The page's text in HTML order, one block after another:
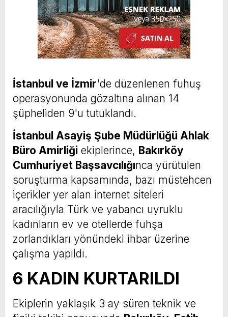
İstanbul ve İzmir'de düzenlenen fuhuş
operasyonunda gözaltına alınan 14
şüpheliden 9'u tutuklandı.
İstanbul Asayiş Şube Müdürlüğü Ahlak
Büro Amirliği ekiplerince, Bakırköy
Cumhuriyet Başsavcılığınca yürütülen
soruşturma kapsamında, bazı müstehcen
içerikler yer alan internet siteleri
aracılığıyla Türk ve yabancı uyruklu
kadınların ev ve otellerde fuhşa
zorlandıkları yönündeki ihbar üzerine
çalışma yapıldı.
6 KADIN KURTARILDI
Ekiplerin yaklaşık 3 ay süren teknik ve